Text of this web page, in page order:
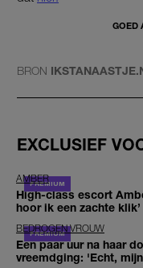
GOED
BRON
EXCLUSIEF
AMBER
High-class escort
hoor ik een zachte klik’
BEDROGEN VROUW
Een paar uur na haar
vreemdging: 'Echt,